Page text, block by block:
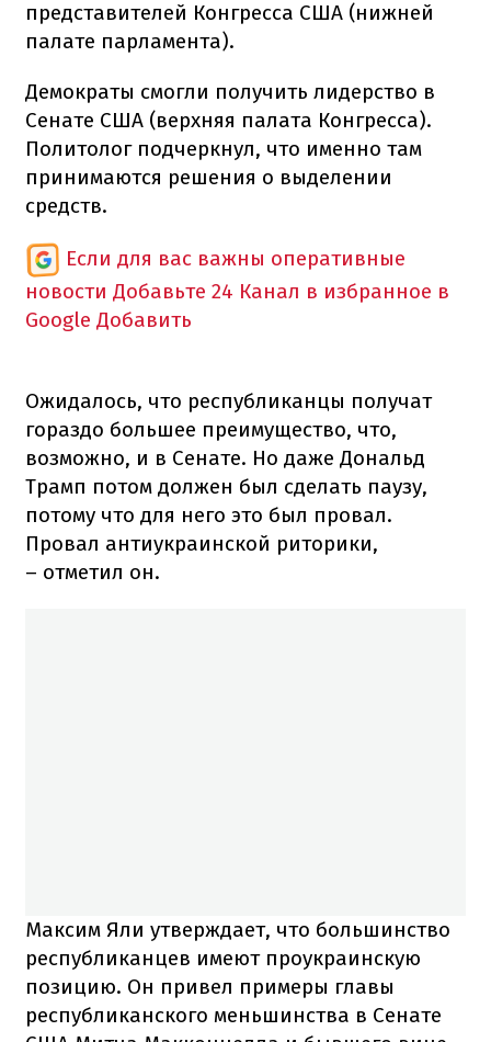
представителей Конгресса США (нижней
палате парламента).
Демократы смогли получить лидерство в
Сенате США (верхняя палата Конгресса).
Политолог подчеркнул, что именно там
принимаются решения о выделении
средств.
Если для вас важны оперативные
новости Добавьте 24 Канал в избранное в
Google Добавить
Ожидалось, что республиканцы получат
гораздо большее преимущество, что,
возможно, и в Сенате. Но даже Дональд
Трамп потом должен был сделать паузу,
потому что для него это был провал.
Провал антиукраинской риторики,
– отметил он.
Максим Яли утверждает, что большинство
республиканцев имеют проукраинскую
позицию. Он привел примеры главы
республиканского меньшинства в Сенате